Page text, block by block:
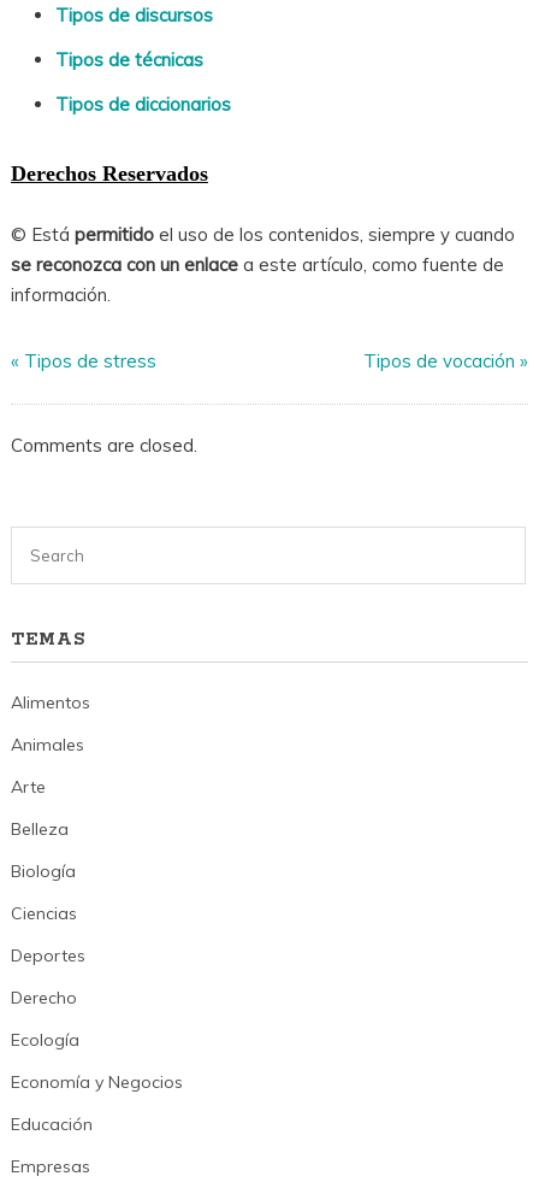
Tipos de discursos
Tipos de técnicas
Tipos de diccionarios
Derechos Reservados
© Está permitidoel uso de los contenidos, siempre y cuando
se reconozca con un enlacea este artículo, como fuente de
información.
« Tipos de stress Tipos de vocación »
Comments are closed.
TEMAS
Alimentos
Animales
Arte
Belleza
Biología
Ciencias
Deportes
Derecho
Ecología
Economía y Negocios
Educación
Empresas